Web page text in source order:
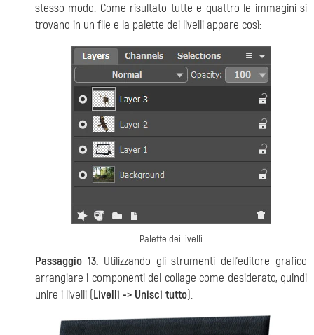
stesso modo. Come risultato tutte e quattro le immagini si
trovano in un file e la palette dei livelli appare così:
Palette dei livelli
Passaggio 13.Utilizzando gli strumenti dell’editore grafico
arrangiare i componenti del collage come desiderato, quindi
unire i livelli (Livelli -> Unisci tutto).